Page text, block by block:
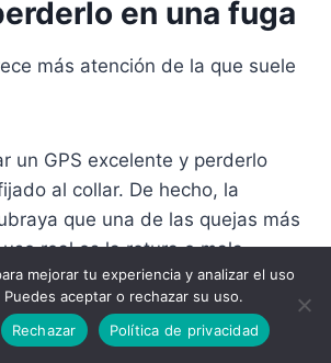
en una fuga
más atención de la que suele
un GPS excelente y perderlo
al collar. De hecho, la
que una de las quejas más
real es la rotura o mala
especialmente en perros
que se escapan con facilidad.
mejorar tu experiencia y analizar el uso
aceptar o rechazar su uso.
Rechazar Política de privacidad